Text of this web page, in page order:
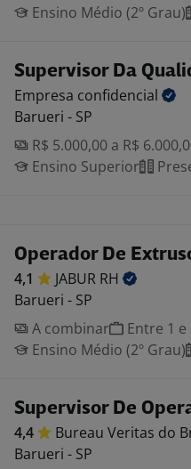
Ensino Médio (2º Grau)
Supervisor Da
Empresa confidencial
Barueri - SP
R$ 5.000,00 a R$
Ensino Superior
Operador De
4,1 JABUR RH
Barueri - SP
A combinar
Entre 1 e
Ensino Médio (2º Grau)
Supervisor De
4,4 Bureau Veritas do
Barueri - SP